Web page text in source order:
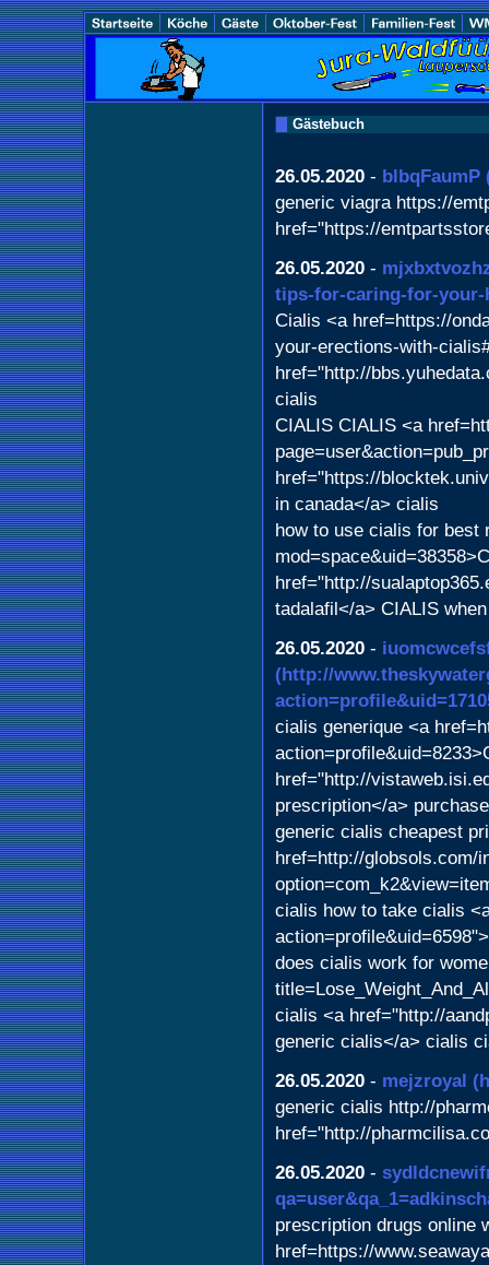
Gästebuch
26.05.2020 - blbqFaumP
generic viagra https://
href="https://
26.05.2020 -
tips-for-caring-for-your-
Cialis <a href=https://
your-erections-with-
href="http://
cialis
CIALIS CIALIS <a
href="https://
in canada</a> cialis
how to use cialis for best
href="http://
tadalafil</a> CIALIS
26.05.2020 -
(http://
cialis generique <a
href="http://
prescription</a>
generic cialis cheapest
href=http://globsols.com/
cialis how to take cialis
does cialis work for
cialis <a href="http://
generic cialis</a> cialis
26.05.2020 - mejzroyal
generic cialis http://
href="http://
26.05.2020 -
prescription drugs online
href=https://